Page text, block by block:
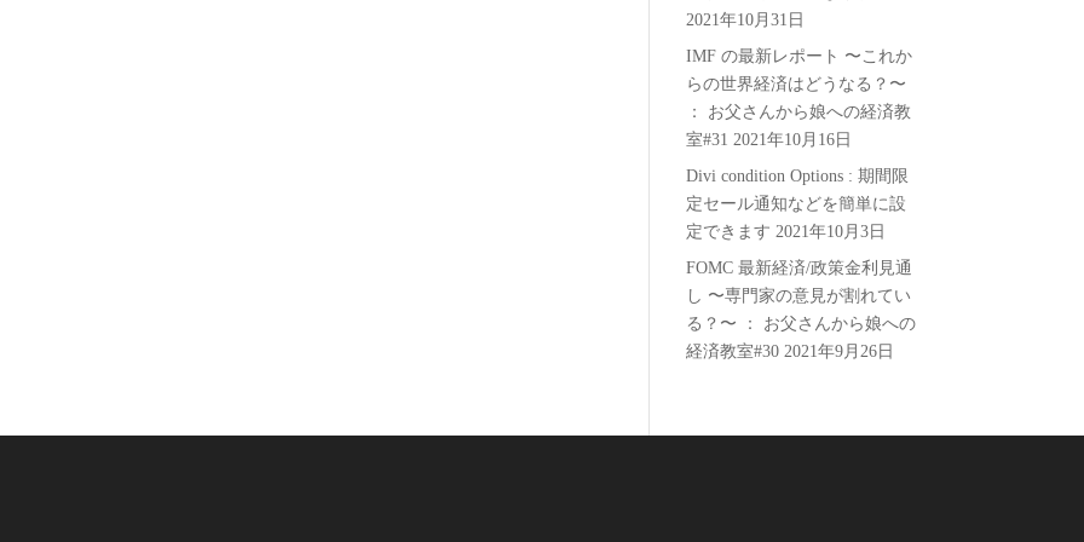
2021年10月31日
IMF の最新レポート 〜これか
らの世界経済はどうなる？〜
： お父さんから娘への経済教
室#31 2021年10月16日
Divi condition Options : 期間限
定セール通知などを簡単に設
定できます 2021年10月3日
FOMC 最新経済/政策金利見通
し 〜専門家の意見が割れてい
る？〜 ： お父さんから娘への
経済教室#30 2021年9月26日